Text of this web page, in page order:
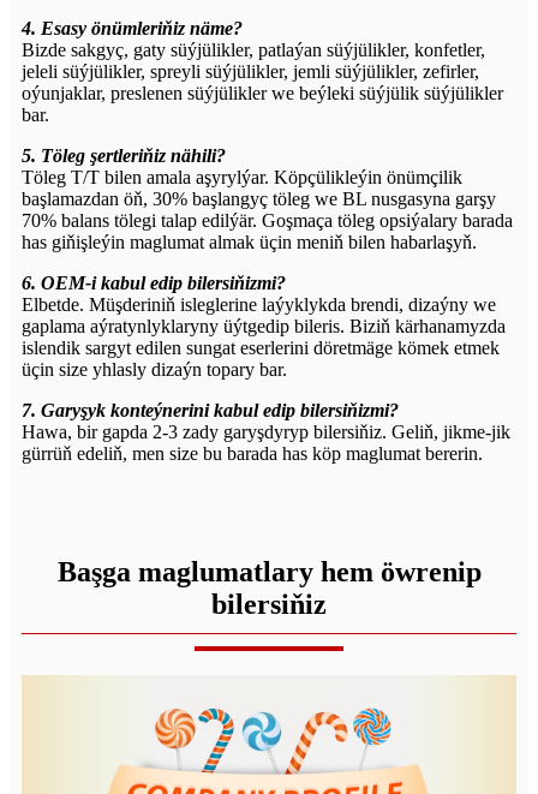
4. Esasy önümleriňiz näme?
Bizde sakgyç, gaty süýjülikler, patlaýan süýjülikler, konfetler,
jeleli süýjülikler, spreyli süýjülikler, jemli süýjülikler, zefirler,
oýunjaklar, preslenen süýjülikler we beýleki süýjülik süýjülikler
bar.
5. Töleg şertleriňiz nähili?
Töleg T/T bilen amala aşyrylýar. Köpçülikleýin önümçilik
başlamazdan öň, 30% başlangyç töleg we BL nusgasyna garşy
70% balans tölegi talap edilýär. Goşmaça töleg opsiýalary barada
has giňişleýin maglumat almak üçin meniň bilen habarlaşyň.
6. OEM-i kabul edip bilersiňizmi?
Elbetde. Müşderiniň isleglerine laýyklykda brendi, dizaýny we
gaplama aýratynlyklaryny üýtgedip bileris. Biziň kärhanamyzda
islendik sargyt edilen sungat eserlerini döretmäge kömek etmek
üçin size yhlasly dizaýn topary bar.
7. Garyşyk konteýnerini kabul edip bilersiňizmi?
Hawa, bir gapda 2-3 zady garyşdyryp bilersiňiz. Geliň, jikme-jik
gürrüň edeliň, men size bu barada has köp maglumat bererin.
Başga maglumatlary hem öwrenip
bilersiňiz